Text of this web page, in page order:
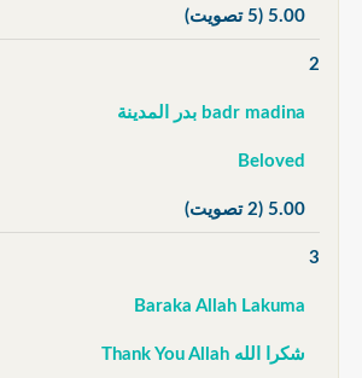
5.00 (5 تصويت)
2
badr madina بدر المدينة
Beloved
5.00 (2 تصويت)
3
Baraka Allah Lakuma
شكرا الله Thank You Allah